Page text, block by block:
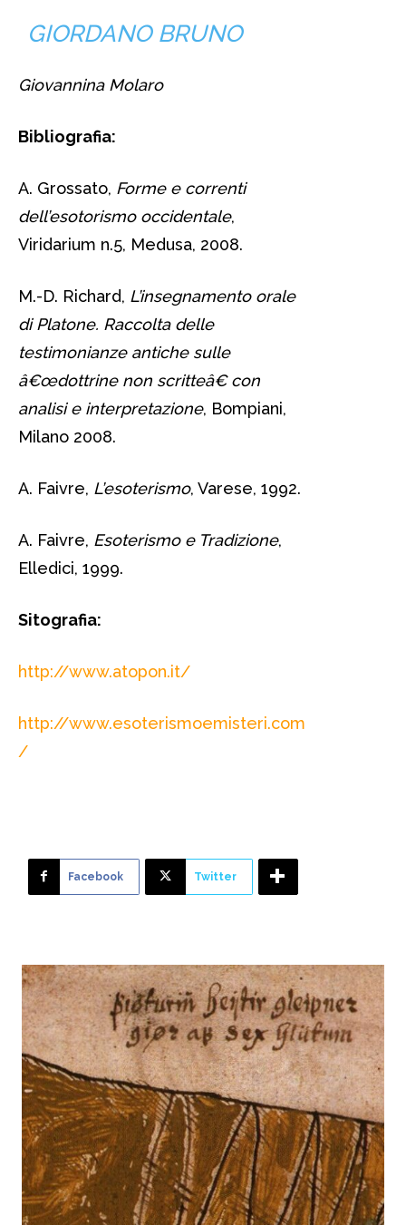
GIORDANO BRUNO
Giovannina Molaro
Bibliografia:
A. Grossato, Forme e correnti
dell’esotorismo occidentale,
Viridarium n.5, Medusa, 2008.
M.-D. Richard, L’insegnamento orale
di Platone. Raccolta delle
testimonianze antiche sulle
â€œdottrine non scritteâ€ con
analisi e interpretazione, Bompiani,
Milano 2008.
A. Faivre, L’esoterismo, Varese, 1992.
A. Faivre, Esoterismo e Tradizione,
Elledici, 1999.
Sitografia:
http://www.atopon.it/
http://www.esoterismoemisteri.com
/
Facebook Twitter